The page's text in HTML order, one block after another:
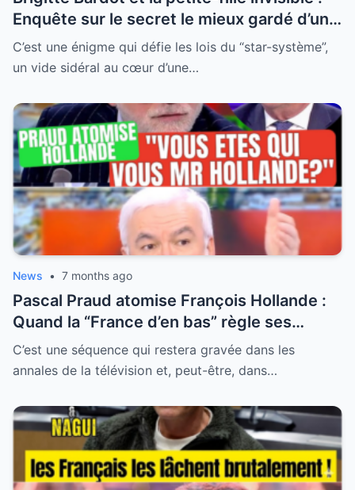
Enquête sur le secret le mieux gardé d’une
famille qui a choisi l’effacement
C’est une énigme qui défie les lois du “star-système”,
un vide sidéral au cœur d’une…
News • 7 months ago
Pascal Praud atomise François Hollande :
Quand la “France d’en bas” règle ses
comptes avec l’arrogance d’une élite faillie
C’est une séquence qui restera gravée dans les
annales de la télévision et, peut-être, dans…